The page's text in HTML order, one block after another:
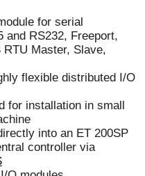
for serial
and RS232, Freeport,
Master, Slave,
flexible distributed I/O
for installation in small
into an ET 200SP
controller via